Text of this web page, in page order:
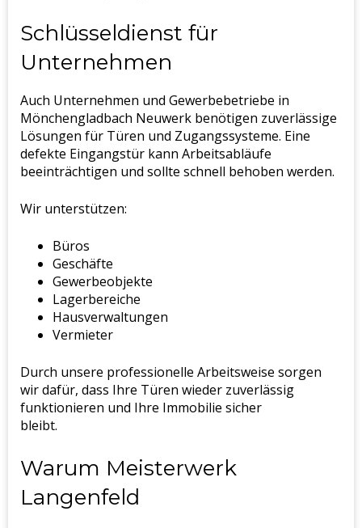
Schlüsseldienst für
Unternehmen
Auch Unternehmen und Gewerbebetriebe in
Mönchengladbach Neuwerk benötigen zuverlässige
Lösungen für Türen und Zugangssysteme. Eine
defekte Eingangstür kann Arbeitsabläufe
beeinträchtigen und sollte schnell behoben werden.
Wir unterstützen:
Büros
Geschäfte
Gewerbeobjekte
Lagerbereiche
Hausverwaltungen
Vermieter
Durch unsere professionelle Arbeitsweise sorgen
wir dafür, dass Ihre Türen wieder zuverlässig
funktionieren und Ihre Immobilie sicher
bleibt.
Warum Meisterwerk
Langenfeld